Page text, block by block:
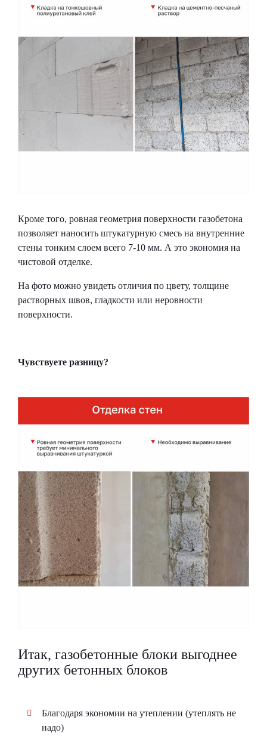
Кроме того, ровная геометрия поверхности газобетона
позволяет наносить штукатурную смесь на внутренние
стены тонким слоем всего 7-10 мм. А это экономия на
чистовой отделке.
На фото можно увидеть отличия по цвету, толщине
растворных швов, гладкости или неровности
поверхности.
Чувствуете разницу?
Итак, газобетонные блоки выгоднее
других бетонных блоков
Благодаря экономии на утеплении (утеплять не
надо)